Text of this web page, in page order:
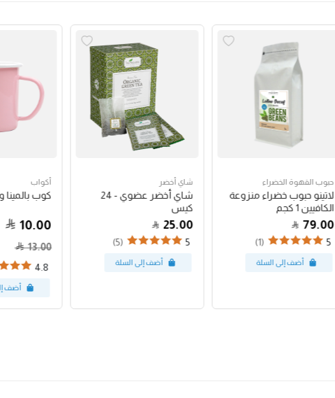
حبوب القهوة الخضراء
لاتينو حبوب خضراء منزوعة
الكافيين 1 كجم
79.00
5
(1)
شاي أخضر
شاي أخضر عضوي - 24
كيس
25.00
5
(5)
أكواب
كوب بالمينا وردي
10.00
13.00
4.8